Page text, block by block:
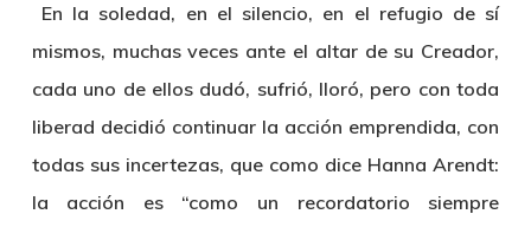
En la soledad, en el silencio, en el refugio de sí
mismos, muchas veces ante el altar de su Creador,
cada uno de ellos dudó, sufrió, lloró, pero con toda
liberad decidió continuar la acción emprendida, con
todas sus incertezas, que como dice Hanna Arendt:
la acción es “como un recordatorio siempre